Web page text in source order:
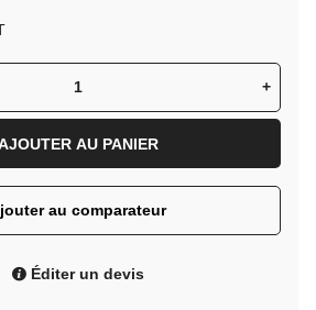
+
AU PANIER
au comparateur
Éditer un devis